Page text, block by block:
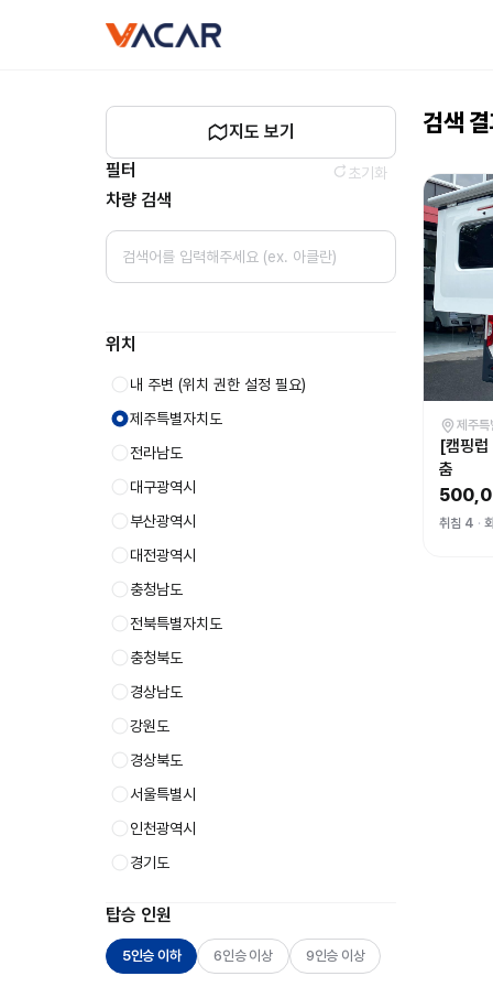
지도 보기
필터
초기화
차량 검색
위치
내 주변 (위치 권한 설정 필요)
제주특별자치도
전라남도
대구광역시
부산광역시
대전광역시
충청남도
전북특별자치도
충청북도
경상남도
강원도
경상북도
서울특별시
인천광역시
경기도
탑승 인원
5인승 이하 6인승 이상 9인승 이상
검색
제주특
[캠핑럽
춤
취침 4